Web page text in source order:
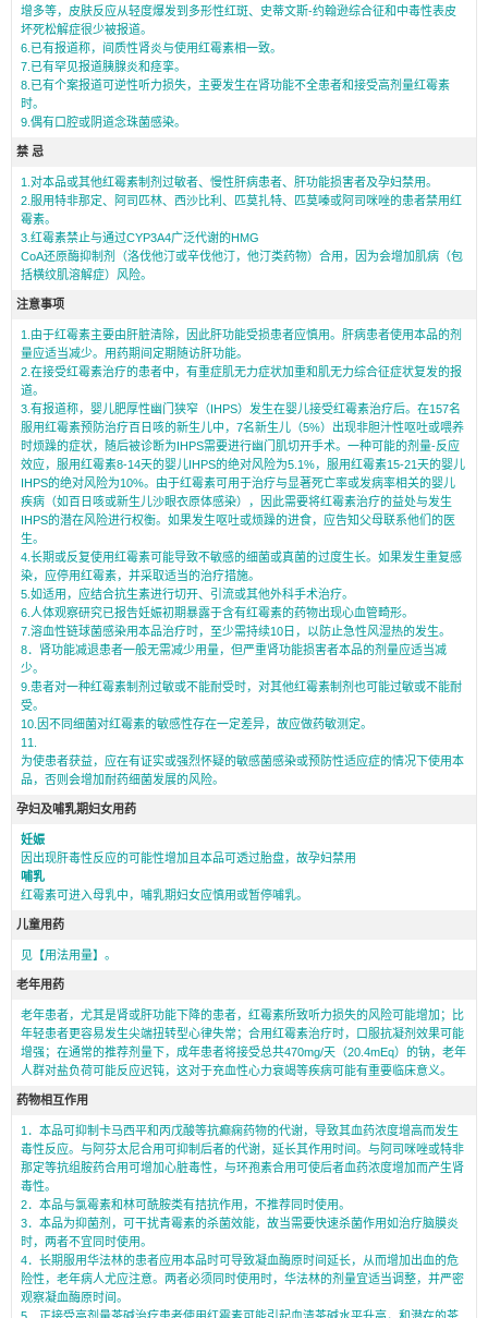
增多等，皮肤反应从轻度爆发到多形性红斑、史蒂文斯-约翰逊综合征和中毒性表皮
坏死松解症很少被报道。
6.已有报道称，间质性肾炎与使用红霉素相一致。
7.已有罕见报道胰腺炎和痉挛。
8.已有个案报道可逆性听力损失，主要发生在肾功能不全患者和接受高剂量红霉素
时。
9.偶有口腔或阴道念珠菌感染。
禁 忌
1.对本品或其他红霉素制剂过敏者、慢性肝病患者、肝功能损害者及孕妇禁用。
2.服用特非那定、阿司匹林、西沙比利、匹莫扎特、匹莫嗪或阿司咪唑的患者禁用红
霉素。
3.红霉素禁止与通过CYP3A4广泛代谢的HMG
CoA还原酶抑制剂（洛伐他汀或辛伐他汀，他汀类药物）合用，因为会增加肌病（包
括横纹肌溶解症）风险。
注意事项
1.由于红霉素主要由肝脏清除，因此肝功能受损患者应慎用。肝病患者使用本品的剂
量应适当减少。用药期间定期随访肝功能。
2.在接受红霉素治疗的患者中，有重症肌无力症状加重和肌无力综合征症状复发的报
道。
3.有报道称，婴儿肥厚性幽门狭窄（IHPS）发生在婴儿接受红霉素治疗后。在157名
服用红霉素预防治疗百日咳的新生儿中，7名新生儿（5%）出现非胆汁性呕吐或喂养
时烦躁的症状，随后被诊断为IHPS需要进行幽门肌切开手术。一种可能的剂量-反应
效应，服用红霉素8-14天的婴儿IHPS的绝对风险为5.1%，服用红霉素15-21天的婴儿
IHPS的绝对风险为10%。由于红霉素可用于治疗与显著死亡率或发病率相关的婴儿
疾病（如百日咳或新生儿沙眼衣原体感染），因此需要将红霉素治疗的益处与发生
IHPS的潜在风险进行权衡。如果发生呕吐或烦躁的进食，应告知父母联系他们的医
生。
4.长期或反复使用红霉素可能导致不敏感的细菌或真菌的过度生长。如果发生重复感
染，应停用红霉素，并采取适当的治疗措施。
5.如适用，应结合抗生素进行切开、引流或其他外科手术治疗。
6.人体观察研究已报告妊娠初期暴露于含有红霉素的药物出现心血管畸形。
7.溶血性链球菌感染用本品治疗时，至少需持续10日，以防止急性风湿热的发生。
8．肾功能减退患者一般无需减少用量，但严重肾功能损害者本品的剂量应适当减
少。
9.患者对一种红霉素制剂过敏或不能耐受时，对其他红霉素制剂也可能过敏或不能耐
受。
10.因不同细菌对红霉素的敏感性存在一定差异，故应做药敏测定。
11.
为使患者获益，应在有证实或强烈怀疑的敏感菌感染或预防性适应症的情况下使用本
品，否则会增加耐药细菌发展的风险。
孕妇及哺乳期妇女用药
妊娠
因出现肝毒性反应的可能性增加且本品可透过胎盘，故孕妇禁用
哺乳
红霉素可进入母乳中，哺乳期妇女应慎用或暂停哺乳。
儿童用药
见【用法用量】。
老年用药
老年患者，尤其是肾或肝功能下降的患者，红霉素所致听力损失的风险可能增加；比
年轻患者更容易发生尖端扭转型心律失常；合用红霉素治疗时，口服抗凝剂效果可能
增强；在通常的推荐剂量下，成年患者将接受总共470mg/天（20.4mEq）的钠，老年
人群对盐负荷可能反应迟钝，这对于充血性心力衰竭等疾病可能有重要临床意义。
药物相互作用
1．本品可抑制卡马西平和丙戊酸等抗癫痫药物的代谢，导致其血药浓度增高而发生
毒性反应。与阿芬太尼合用可抑制后者的代谢，延长其作用时间。与阿司咪唑或特非
那定等抗组胺药合用可增加心脏毒性，与环孢素合用可使后者血药浓度增加而产生肾
毒性。
2．本品与氯霉素和林可酰胺类有拮抗作用，不推荐同时使用。
3．本品为抑菌剂，可干扰青霉素的杀菌效能，故当需要快速杀菌作用如治疗脑膜炎
时，两者不宜同时使用。
4．长期服用华法林的患者应用本品时可导致凝血酶原时间延长，从而增加出血的危
险性，老年病人尤应注意。两者必须同时使用时，华法林的剂量宜适当调整，并严密
观察凝血酶原时间。